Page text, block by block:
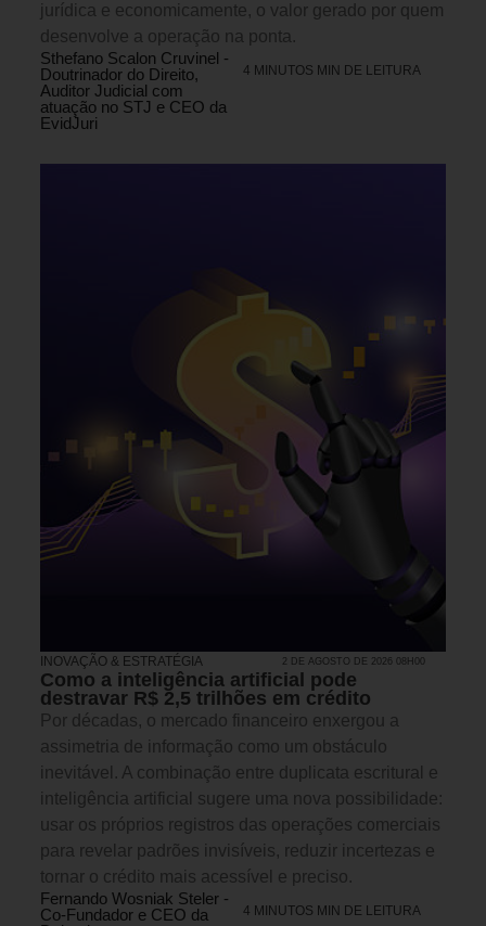
jurídica e economicamente, o valor gerado por quem
desenvolve a operação na ponta.
Sthefano Scalon Cruvinel -
Doutrinador do Direito,
Auditor Judicial com
atuação no STJ e CEO da
EvidJuri
4 MINUTOS MIN DE LEITURA
INOVAÇÃO & ESTRATÉGIA 2 DE AGOSTO DE 2026 08H00
Como a inteligência artificial pode
destravar R$ 2,5 trilhões em crédito
Por décadas, o mercado financeiro enxergou a
assimetria de informação como um obstáculo
inevitável. A combinação entre duplicata escritural e
inteligência artificial sugere uma nova possibilidade:
usar os próprios registros das operações comerciais
para revelar padrões invisíveis, reduzir incertezas e
tornar o crédito mais acessível e preciso.
Fernando Wosniak Steler -
Co-Fundador e CEO da
4 MINUTOS MIN DE LEITURA